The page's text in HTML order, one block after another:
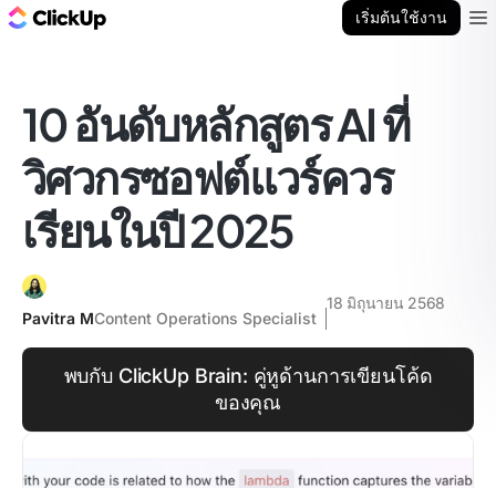
เริ่มต้นใช้งาน
10 อันดับหลักสูตร AI ที่
วิศวกรซอฟต์แวร์ควร
เรียนในปี 2025
Pavitra MContent Operations Specialist
18 มิถุนายน 2568
พบกับ ClickUp Brain: คู่หูด้านการเขียนโค้ด
ของคุณ